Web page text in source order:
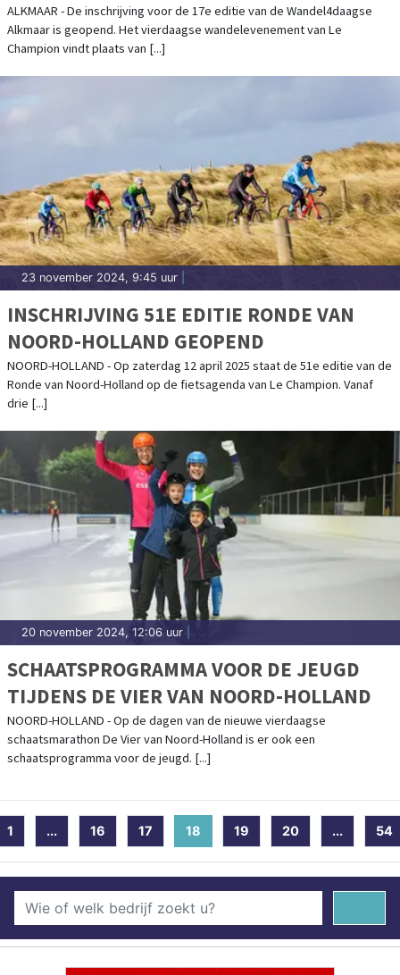
ALKMAAR - De inschrijving voor de 17e editie van de Wandel4daagse
Alkmaar is geopend. Het vierdaagse wandelevenement van Le
Champion vindt plaats van [...]
23 november 2024, 9:45 uur
INSCHRIJVING 51E EDITIE RONDE VAN
NOORD-HOLLAND GEOPEND
NOORD-HOLLAND - Op zaterdag 12 april 2025 staat de 51e editie van de
Ronde van Noord-Holland op de fietsagenda van Le Champion. Vanaf
drie [...]
20 november 2024, 12:06 uur
SCHAATSPROGRAMMA VOOR DE JEUGD
TIJDENS DE VIER VAN NOORD-HOLLAND
NOORD-HOLLAND - Op de dagen van de nieuwe vierdaagse
schaatsmarathon De Vier van Noord-Holland is er ook een
schaatsprogramma voor de jeugd. [...]
1 ... 16 17 18 (current)
19 20 ... 54